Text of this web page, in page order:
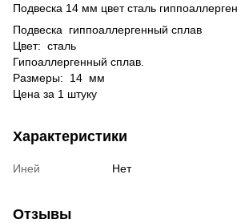
Подвеска 14 мм цвет сталь
Подвеска гиппоаллергенный сплав
Цвет: сталь
Гипоаллергенный сплав.
Размеры:
14 мм
Цена за 1 штуку
Характеристики
Иней Нет
Отзывы